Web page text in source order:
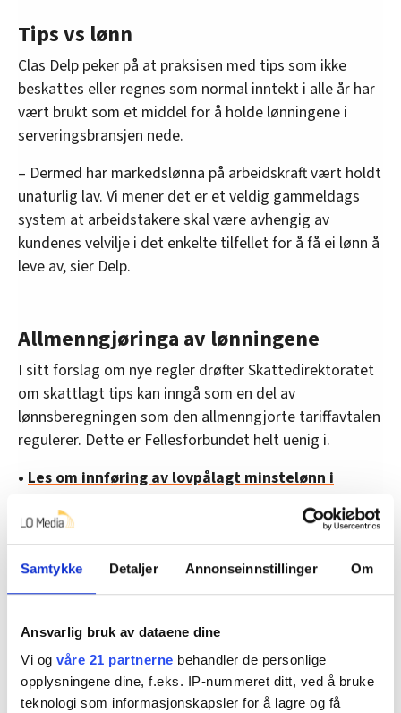
Samtykke Detaljer Annonseinnstillinger Om
Ansvarlig bruk av dataene dine
Vi og våre 21 partnerne behandler de personlige
opplysningene dine, f.eks. IP-nummeret ditt, ved å bruke
teknologi som informasjonskapsler for å lagre og få
Tips vs lønn
Clas Delp peker på at praksisen med tips som ikke
beskattes eller regnes som normal inntekt i alle år har
vært brukt som et middel for å holde lønningene i
serveringsbransjen nede.
– Dermed har markedslønna på arbeidskraft vært holdt
unaturlig lav. Vi mener det er et veldig gammeldags
system at arbeidstakere skal være avhengig av
kundenes velvilje i det enkelte tilfellet for å få ei lønn å
leve av, sier Delp.
Allmenngjøringa av lønningene
I sitt forslag om nye regler drøfter Skattedirektoratet
om skattlagt tips kan inngå som en del av
lønnsberegningen som den allmenngjorte tariffavtalen
regulerer. Dette er Fellesforbundet helt uenig i.
• Les om innføring av lovpålagt minstelønn i
– Allmenngjøringen betyr at tariffavtalen, i dette
tilfellet Riksavtalen, ligger til grunn. Der er det ikke noe
lønnsutgifter. Da ville det ikke bli gitt mye tips, sier
Delp.
Her får forbundet støtte fra høringssvaret fra